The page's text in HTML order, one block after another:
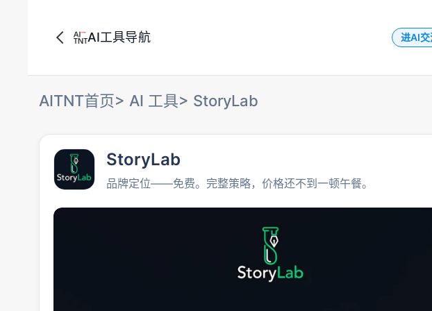
AI工具导航 进AI交
AITNT首页> AI 工具> StoryLab
StoryLab
品牌定位——免费。完整策略，价格还不到一顿午餐。